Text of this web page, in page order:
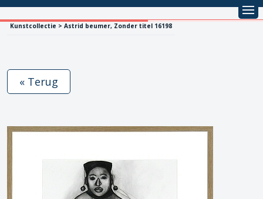
Kunstcollectie > Astrid beumer, Zonder titel 16198
« Terug